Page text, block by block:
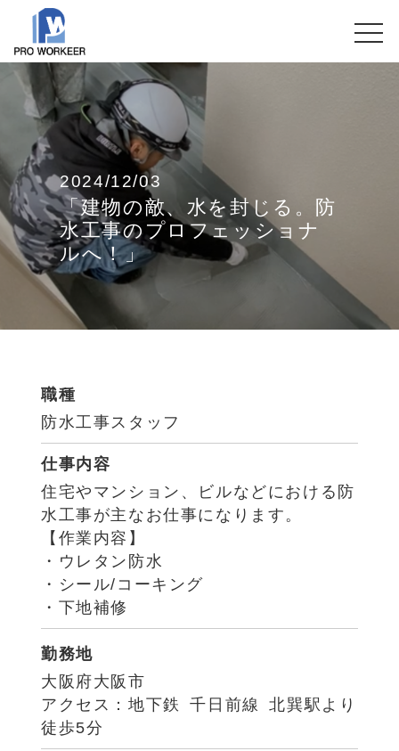
2024/12/03
「建物の敵、水を封じる。防
水工事のプロフェッショナ
ルへ！」
職種
防水工事スタッフ
仕事内容
住宅やマンション、ビルなどにおける防
水工事が主なお仕事になります。
【作業内容】
・ウレタン防水
・シール/コーキング
・下地補修
勤務地
大阪府大阪市
アクセス：地下鉄 千日前線 北巽駅より
徒歩5分